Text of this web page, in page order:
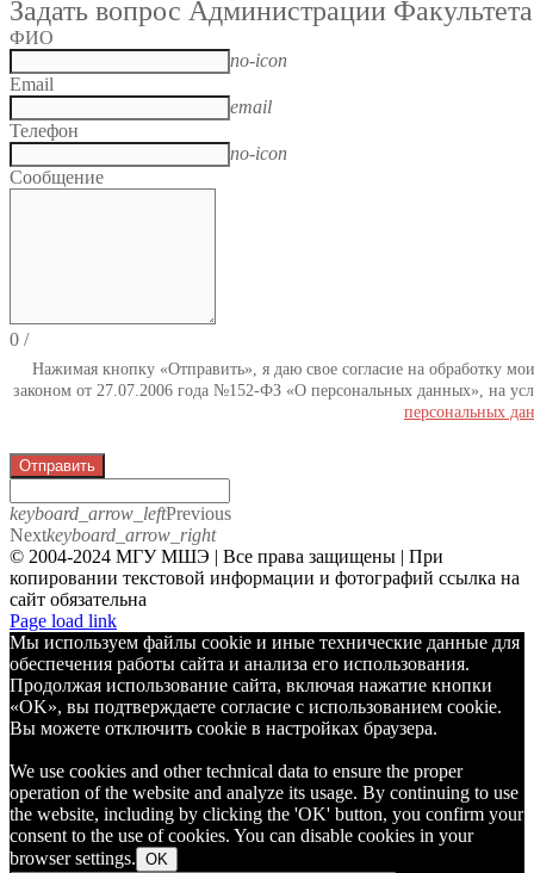
Задать вопрос Администрации Факультета
ФИО
no-icon
Email
email
Телефон
no-icon
Сообщение
0 /
Нажимая кнопку «Отправить», я даю свое согласие на обработку
законом от 27.07.2006 года №152-ФЗ «О персональных данных», на
персональных
Отправить
keyboard_arrow_leftPrevious
Nextkeyboard_arrow_right
© 2004-2024 МГУ МШЭ | Все права защищены | При
копировании текстовой информации и фотографий ссылка на
сайт обязательна
Telegram
Page load link
Мы используем файлы cookie и иные технические данные для
обеспечения работы сайта и анализа его использования.
Продолжая использование сайта, включая нажатие кнопки
«OK», вы подтверждаете согласие с использованием cookie.
Вы можете отключить cookie в настройках браузера.
We use cookies and other technical data to ensure the proper
operation of the website and analyze its usage. By continuing to use
the website, including by clicking the 'OK' button, you confirm your
consent to the use of cookies. You can disable cookies in your
browser settings. OK